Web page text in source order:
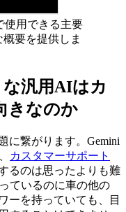
使用できる主要
要を提供しま
汎用AIはカ
きなのか
に繋がります。Gemini
カスタマーサポート
るのは思ったよりも難
ているのに車の他の
ーを持っていても、目